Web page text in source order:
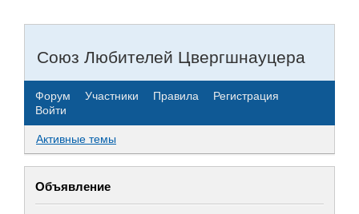
Союз Любителей Цвергшнауцера
Форум Участники Правила
Регистрация
Войти
Активные темы
Объявление